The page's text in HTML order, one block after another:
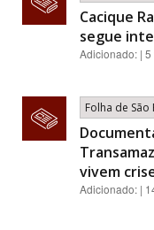
Cacique
segue
Adicionado: |
Folha de São
vivem
Adicionado: |